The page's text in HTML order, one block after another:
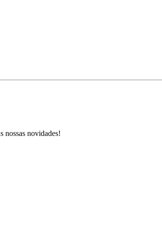
nossas novidades!